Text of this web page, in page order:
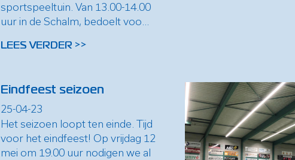
sportspeeltuin. Van 13.00-14.00
uur in de Schalm, bedoelt voo...
LEES VERDER >>
Eindfeest seizoen
25-04-23
Het seizoen loopt ten einde. Tijd
voor het eindfeest! Op vrijdag 12
mei om 19.00 uur nodigen we al